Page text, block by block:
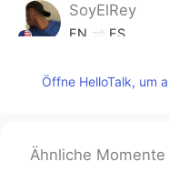
SoyElRey
EN ES
Who knows
Öffne HelloTalk, um
Ähnliche Momente